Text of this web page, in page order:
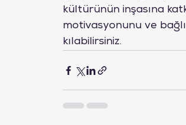
kültürünün inşasına
motivasyonunu ve
kılabilirsiniz.